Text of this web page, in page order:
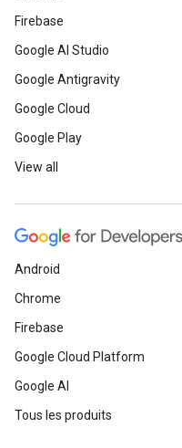
Firebase
Google AI Studio
Google Antigravity
Google Cloud
Google Play
View all
Android
Chrome
Firebase
Google Cloud Platform
Google AI
Tous les produits